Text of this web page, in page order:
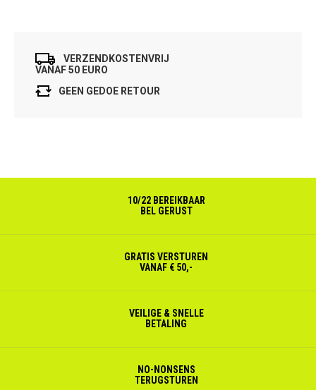
VERZENDKOSTENVRIJ
VANAF 50 EURO
GEEN GEDOE RETOUR
10/22 BEREIKBAAR
BEL GERUST
GRATIS VERSTUREN
VANAF € 50,-
VEILIGE & SNELLE
BETALING
NO-NONSENS
TERUGSTUREN